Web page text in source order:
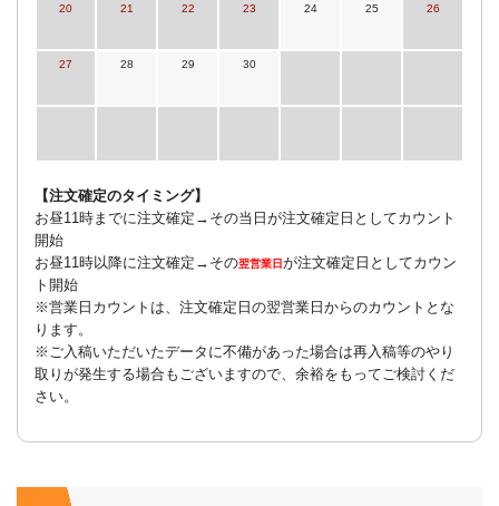
20 21 22 23 24 25 26
27 28 29 30
【注文確定のタイミング】
お昼11時までに注文確定→その当日が注文確定日としてカウント
開始
お昼11時以降に注文確定→その翌営業日が注文確定日としてカウン
ト開始
※営業日カウントは、注文確定日の翌営業日からのカウントとな
ります。
※ご入稿いただいたデータに不備があった場合は再入稿等のやり
取りが発生する場合もございますので、余裕をもってご検討くだ
さい。